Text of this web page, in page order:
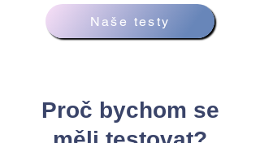
Naše testy
Proč bychom se